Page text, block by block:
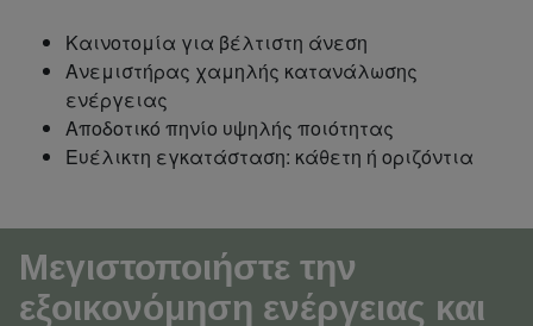
Καινοτομία για βέλτιστη άνεση
Ανεμιστήρας χαμηλής κατανάλωσης
ενέργειας
Αποδοτικό πηνίο υψηλής ποιότητας
Ευέλικτη εγκατάσταση: κάθετη ή οριζόντια
Μεγιστοποιήστε την
εξοικονόμηση ενέργειας και